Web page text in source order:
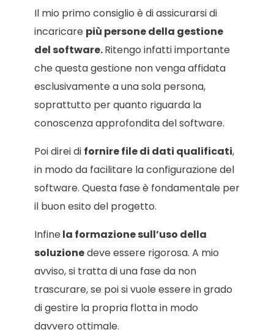
Il mio primo consiglio è di assicurarsi di
incaricare più persone della gestione
del software.Ritengo infatti importante
che questa gestione non venga affidata
esclusivamente a una sola persona,
soprattutto per quanto riguarda la
conoscenza approfondita del software.
Poi direi di fornire file di dati qualificati,
in modo da facilitare la configurazione del
software. Questa fase è fondamentale per
il buon esito del progetto.
Infinela formazione sull’uso della
soluzionedeve essere rigorosa. A mio
avviso, si tratta di una fase da non
trascurare, se poi si vuole essere in grado
di gestire la propria flotta in modo
davvero ottimale.